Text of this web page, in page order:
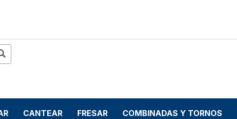
CANTEAR FRESAR COMBINADAS Y TORNOS